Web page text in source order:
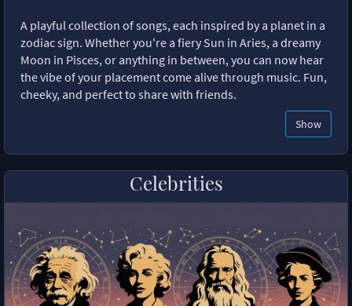
A playful collection of songs, each inspired by a planet in a
zodiac sign. Whether you're a fiery Sun in Aries, a dreamy
Moon in Pisces, or anything in between, you can now hear
the vibe of your placement come alive through music. Fun,
cheeky, and perfect to share with friends.
Show
Celebrities